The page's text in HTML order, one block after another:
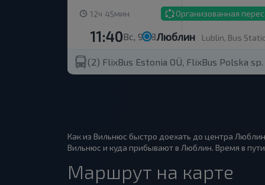
12ч 45мин Организованная
Вс, 9.08
11:40 Люблин Lublin, Bus
(2) FlixBus Estonia OÜ, FlixBus Polska sp.
Как из Вильнюс быстро доехать до центра
Вильнюс и куда прибывают в Люблин. Время в
Маршрут на карте